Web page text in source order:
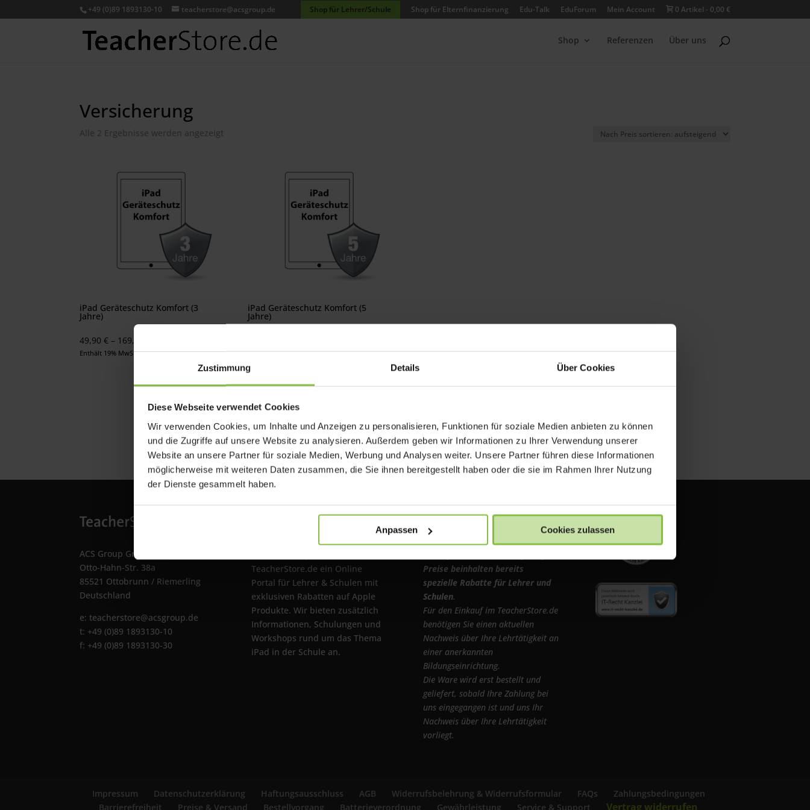
Zustimmung Details Über Cookies
Diese Webseite verwendet Cookies
Wir verwenden Cookies, um Inhalte und Anzeigen zu personalisieren, Funktionen für soziale Medien anbieten zu können
und die Zugriffe auf unsere Website zu analysieren. Außerdem geben wir Informationen zu Ihrer Verwendung unserer
Website an unsere Partner für soziale Medien, Werbung und Analysen weiter. Unsere Partner führen diese Informationen
möglicherweise mit weiteren Daten zusammen, die Sie ihnen bereitgestellt haben oder die sie im Rahmen Ihrer Nutzung
der Dienste gesammelt haben.
Anpassen Cookies zulassen
+49 (0)89 1893130-10 teacherstore@acsgroup.de Shop für Lehrer/Schule Shop für Elternfinanzierung Edu-Talk EduForum Mein Account 0 Artikel 0,00 €
Shop Referenzen Über uns
Versicherung
Alle 2 Ergebnisse werden angezeigt
iPad Geräteschutz Komfort (3
Jahre)
49,90 € – 169,90
49,90 €
Enthält 19% MwSt.
iPad Geräteschutz Komfort (5
Jahre)
ACS Group GmbH
Otto-Hahn-Str. 38a
85521 Ottobrunn / Riemerling
Deutschland
e: teacherstore@acsgroup.de
t: +49 (0)89 1893130-10
f: +49 (0)89 1893130-30
TeacherStore.de ein Online
Portal für Lehrer & Schulen mit
exklusiven Rabatten auf Apple
Produkte. Wir bieten zusätzlich
Informationen, Schulungen und
Workshops rund um das Thema
iPad in der Schule an.
Wichtiger Hinweis
Preise beinhalten bereits
spezielle Rabatte für Lehrer und
Schulen.
Für den Einkauf im TeacherStore.de
benötigen Sie einen aktuellen
Nachweis über Ihre Lehrtätigkeit an
einer anerkannten
Bildungseinrichtung.
Die Ware wird erst bestellt und
geliefert, sobald Ihre Zahlung bei
uns eingegangen ist und uns Ihr
Nachweis über Ihre Lehrtätigkeit
vorliegt.
Impressum Datenschutzerklärung Haftungsausschluss AGB Widerrufsbelehrung & Widerrufsformular FAQs
Zahlungsbedingungen
Barrierefreiheit
Preise & Versand Bestellvorgang Batterieverordnung Gewährleistung Service & Support Vertrag widerrufen